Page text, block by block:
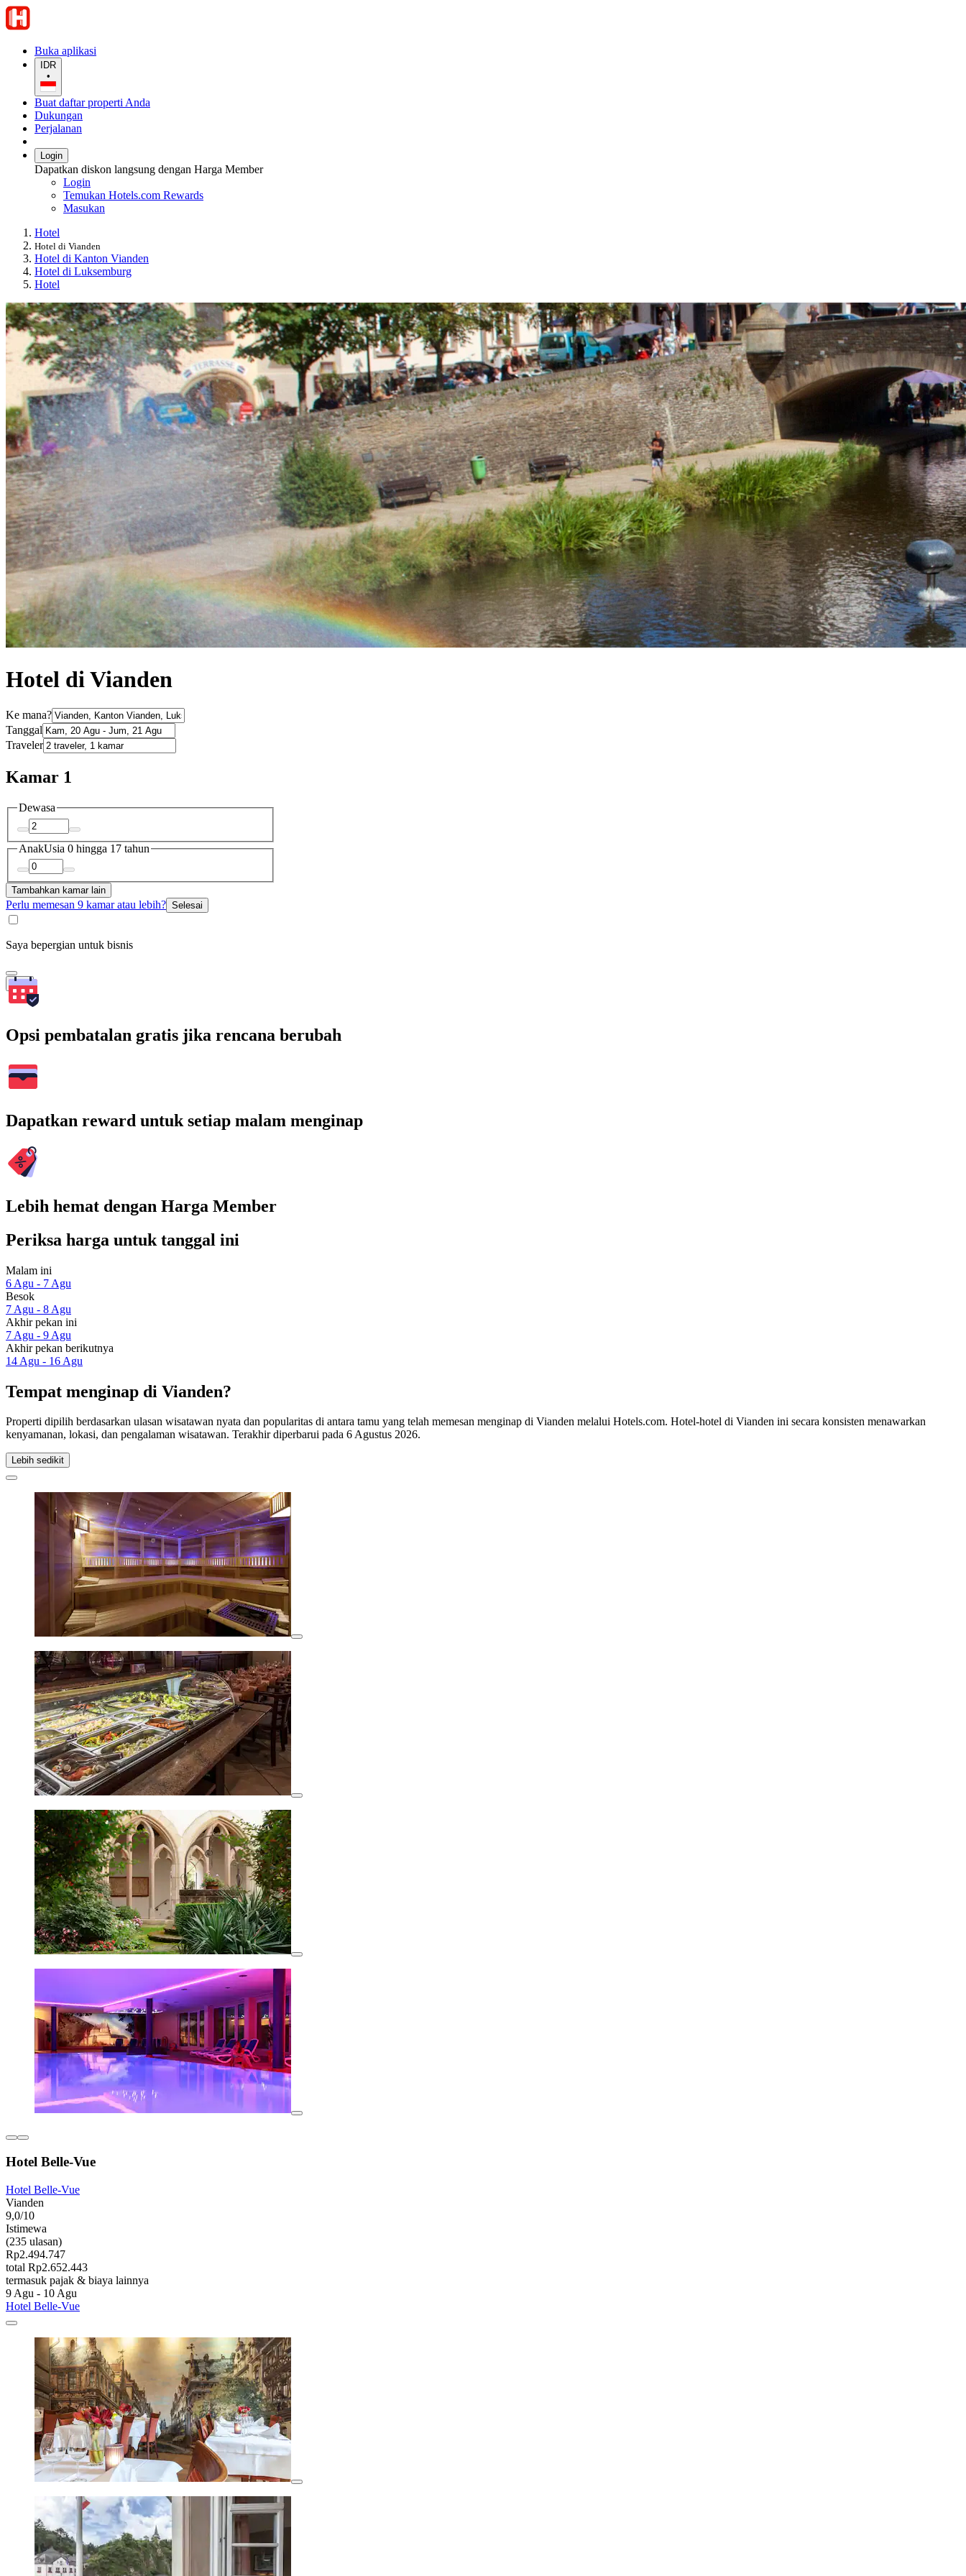
Buka aplikasi
IDR
•
Buat daftar properti Anda
Dukungan
Perjalanan
Login
Dapatkan diskon langsung dengan Harga Member
Login
Temukan Hotels.com Rewards
Masukan
Hotel
Hotel di Vianden
Hotel di Kanton Vianden
Hotel di Luksemburg
Hotel
Hotel di Vianden
Ke mana?
Tanggal
Traveler
Kamar 1
Dewasa
AnakUsia 0 hingga 17 tahun
Tambahkan kamar lain
Perlu memesan 9 kamar atau lebih? Selesai
Saya bepergian untuk bisnis
Cari
Opsi pembatalan gratis jika rencana berubah
Dapatkan reward untuk setiap malam menginap
Lebih hemat dengan Harga Member
Periksa harga untuk tanggal ini
Malam ini
6 Agu - 7 Agu
Besok
7 Agu - 8 Agu
Akhir pekan ini
7 Agu - 9 Agu
Akhir pekan berikutnya
14 Agu - 16 Agu
Tempat menginap di Vianden?
Properti dipilih berdasarkan ulasan wisatawan nyata dan popularitas di antara tamu yang telah memesan menginap di Vianden melalui Hotels.com. Hotel-hotel di Vianden ini secara konsisten menawarkan
kenyamanan, lokasi, dan pengalaman wisatawan. Terakhir diperbarui pada 6 Agustus 2026.
Lebih sedikit
Hotel Belle-Vue
Hotel Belle-Vue
Vianden
9,0/10
Istimewa
(235 ulasan)
Rp2.494.747
total Rp2.652.443
termasuk pajak & biaya lainnya
9 Agu - 10 Agu
Hotel Belle-Vue